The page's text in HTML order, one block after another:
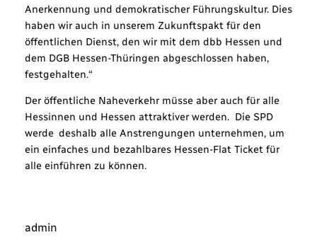
Anerkennung und demokratischer Führungskultur. Dies
haben wir auch in unserem Zukunftspakt für den
öffentlichen Dienst, den wir mit dem dbb Hessen und
dem DGB Hessen-Thüringen abgeschlossen haben,
festgehalten.“
Der öffentliche Naheverkehr müsse aber auch für alle
Hessinnen und Hessen attraktiver werden. Die SPD
werde deshalb alle Anstrengungen unternehmen, um
ein einfaches und bezahlbares Hessen-Flat Ticket für
alle einführen zu können.
admin